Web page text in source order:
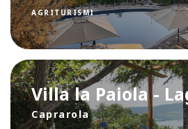
AGRITURISMI
Villa la Paiola -
Caprarola